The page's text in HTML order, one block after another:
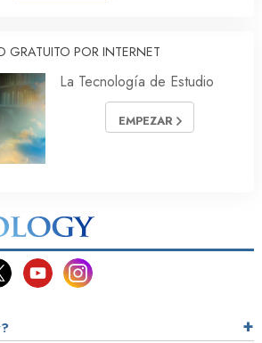
GRATUITO POR INTERNET
La Tecnología de Estudio
EMPEZAR